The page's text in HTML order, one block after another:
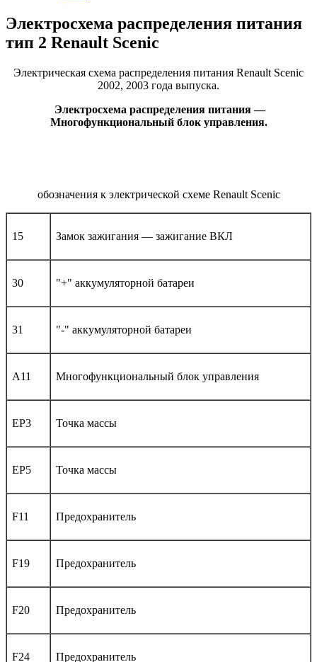
Электросхема распределения питания
тип 2 Renault Scenic
Электрическая схема распределения питания Renault Scenic
2002, 2003 года выпуска.
Электросхема распределения питания —
Многофункциональный блок управления.
обозначения к электрической схеме Renault Scenic
15 Замок зажигания — зажигание ВКЛ
30 "+" аккумуляторной батареи
31 "-" аккумуляторной батареи
A11 Многофункциональный блок управления
EP3 Точка массы
EP5 Точка массы
F11 Предохранитель
F19 Предохранитель
F20 Предохранитель
F24 Предохранитель